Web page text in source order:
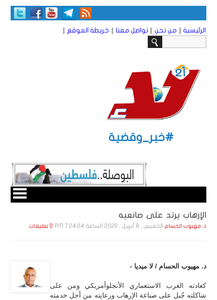
الرئيسية | من نحن | تواصل معنا | خريطة الموقع |
#خبر_وقضية
الإرهاب يرتد على صانعيه
د. مهيوب الحسام الخميس , 9 أبـريـل , 2020 الساعة 7:24:04 PM 0 تعليقات
د. مهيوب الحسام / لا ميديا -
كعادته الغرب الاستعماري الأنجلوأمريكي ومن على
شاكلته جُبل على صناعة الإرهاب ورعايته من أجل خدمته